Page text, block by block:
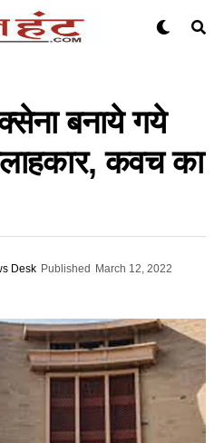
बनाये गये
कवच का
Desk Published March 12, 2022